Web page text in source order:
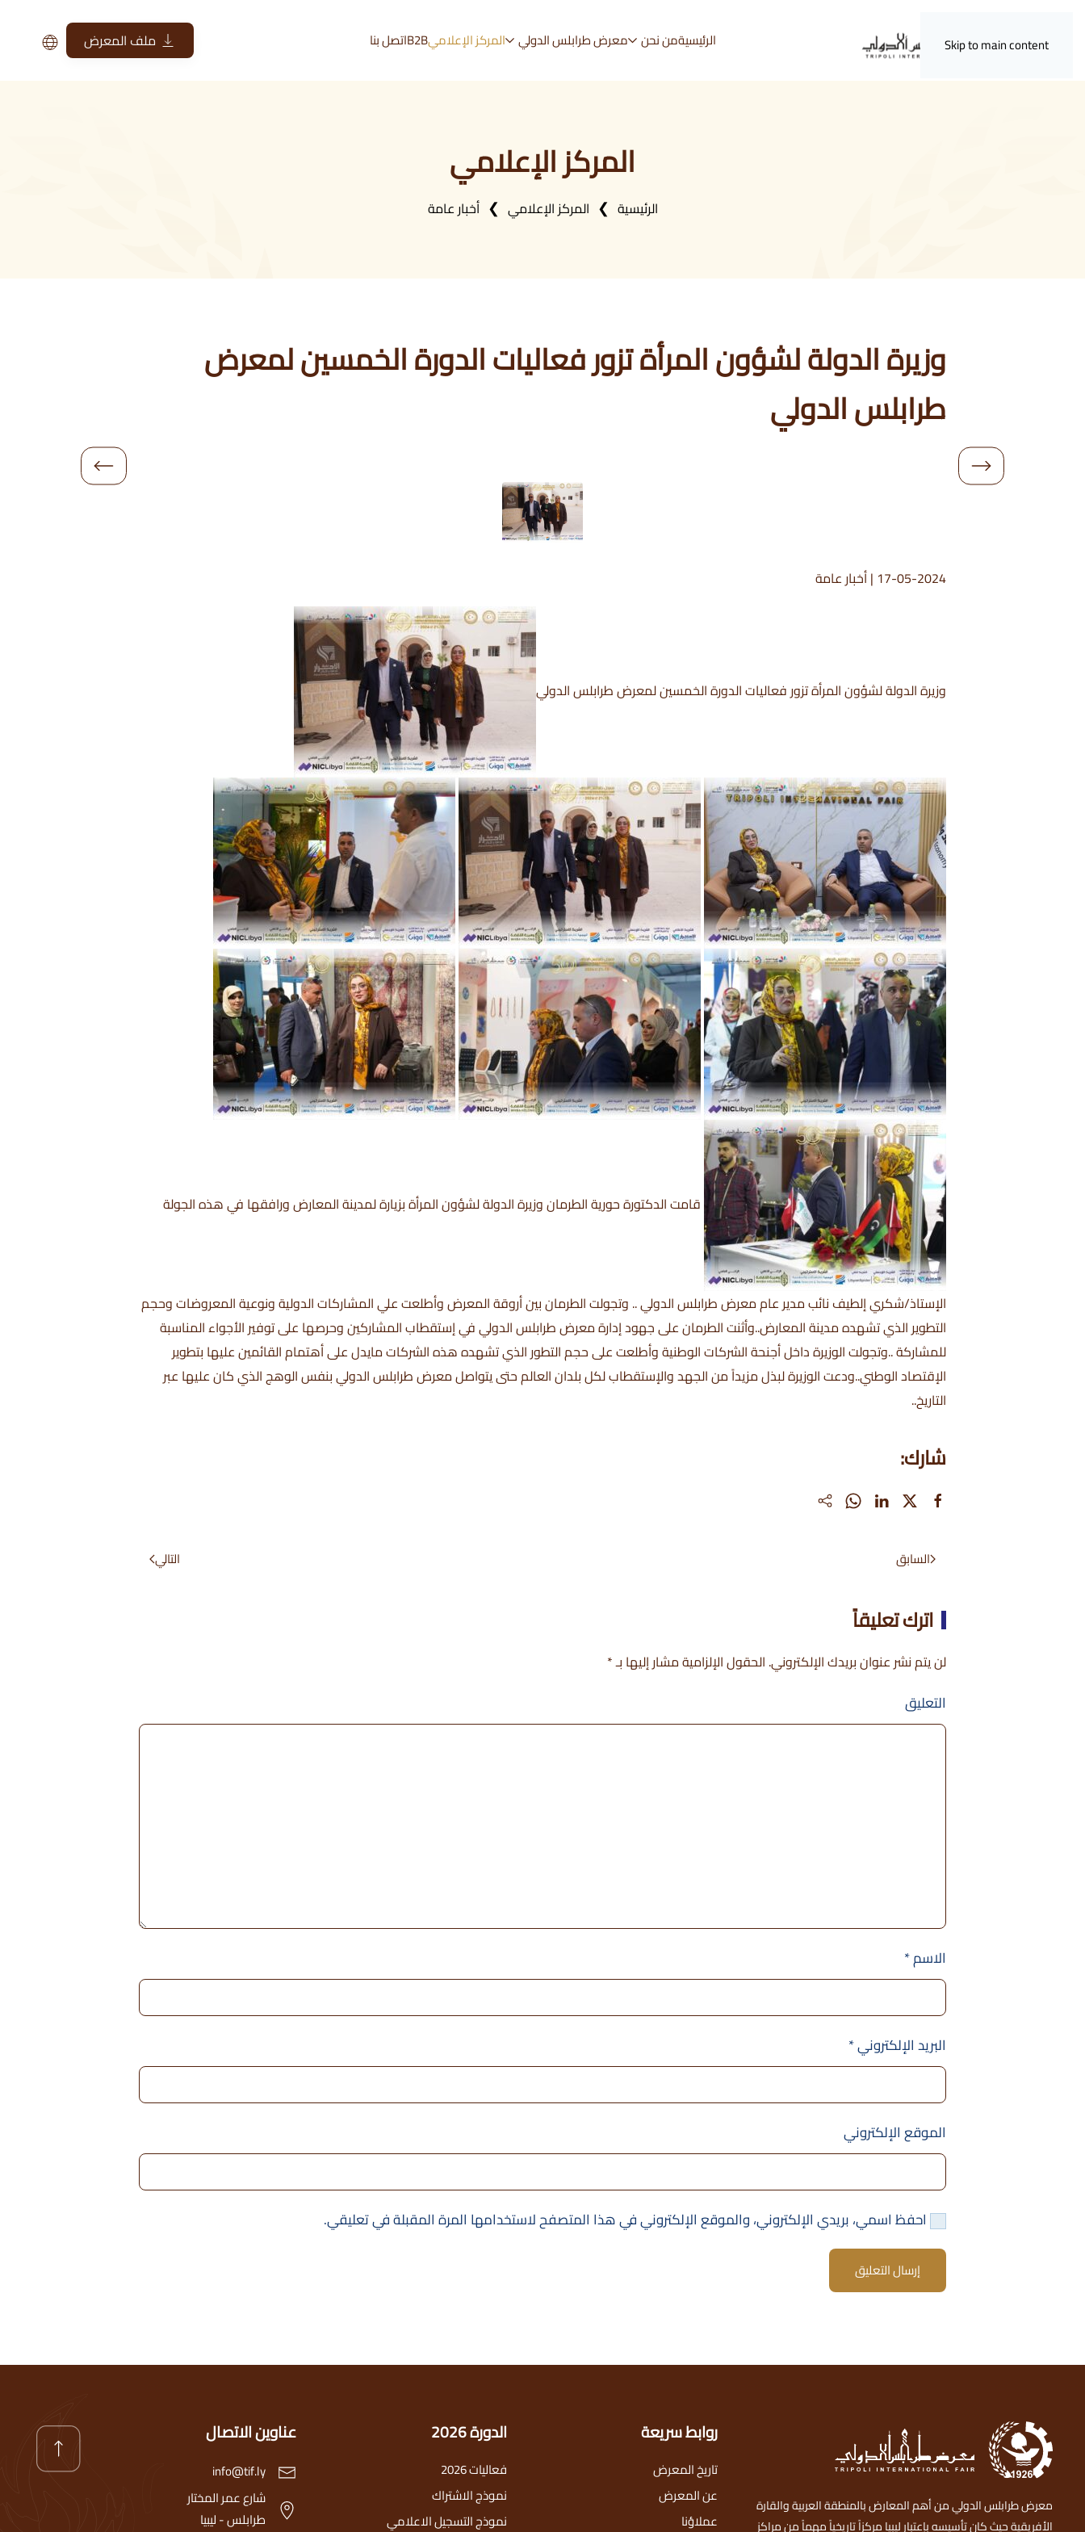
Skip to main content الرئيسيةمن نحن معرض طرابلس الدولي المركز الإعلاميB2Bاتصل بنا ملف المعرض
المركز الإعلامي
الرئيسية المركز الإعلامي أخبار عامة
وزيرة الدولة لشؤون المرأة تزور فعاليات الدورة الخمسين لمعرض
طرابلس الدولي
17-05-2024
|أخبار عامة
وزيرة الدولة لشؤون المرأة تزور فعاليات الدورة الخمسين لمعرض طرابلس الدولي
قامت الدكتورة حورية الطرمان وزيرة الدولة لشؤون المرأة بزيارة لمدينة المعارض ورافقها في هذه الجولة
الإستاذ/شكري إلطيف نائب مدير عام معرض طرابلس الدولي .. وتجولت الطرمان بين أروقة المعرض وأطلعت علي المشاركات الدولية ونوعية المعروضات وحجم
التطوير الذي تشهده مدينة المعارض..وأثنت الطرمان على جهود إدارة معرض طرابلس الدولي في إستقطاب المشاركين وحرصها على توفير الأجواء المناسبة
للمشاركة ..وتجولت الوزيرة داخل أجنحة الشركات الوطنية وأطلعت على حجم التطور الذي تشهده هذه الشركات مايدل على أهتمام القائمين عليها بتطوير
الإقتصاد الوطني..ودعت الوزيرة لبذل مزيداً من الجهد والإستقطاب لكل بلدان العالم حتى يتواصل معرض طرابلس الدولي بنفس الوهج الذي كان عليها عبر
التاريخ..
شارك:
السابق التالي
اترك تعليقاً
لن يتم نشر عنوان بريدك الإلكتروني. الحقول الإلزامية مشار إليها بـ*
التعليق
الاسم*
البريد الإلكتروني*
الموقع الإلكتروني
احفظ اسمي، بريدي الإلكتروني، والموقع الإلكتروني في هذا المتصفح لاستخدامها المرة المقبلة في تعليقي.
إرسال التعليق
معرض طرابلس الدولي من أهم المعارض بالمنطقة العربية والقارة
الأفريقية حيث كان تأسيسه بإعتبار ليبيا مركزاً تاريخياً مهماً من مراكز
روابط سريعة
تاريخ المعرض
عن المعرض
عملاؤنا
الدورة 2026
فعاليات 2026
نموذج الاشتراك
نموذج التسجيل الاعلامي
عناوين الاتصال
info@tif.ly
شارع عمر المختار
طرابلس - ليبيا